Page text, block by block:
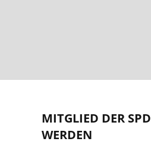
MITGLIED DER SPD
WERDEN